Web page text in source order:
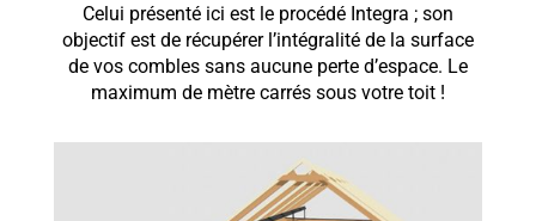
Celui présenté ici est le procédé Integra ; son
objectif est de récupérer l’intégralité de la surface
de vos combles sans aucune perte d’espace. Le
maximum de mètre carrés sous votre toit !